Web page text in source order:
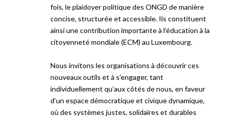
fois, le plaidoyer politique des ONGD de manière
concise, structurée et accessible. Ils constituent
ainsi une contribution importante à l’éducation à la
citoyenneté mondiale (ECM) au Luxembourg.
Nous invitons les organisations à découvrir ces
nouveaux outils et à s’engager, tant
individuellement qu’aux côtés de nous, en faveur
d’un espace démocratique et civique dynamique,
où des systèmes justes, solidaires et durables